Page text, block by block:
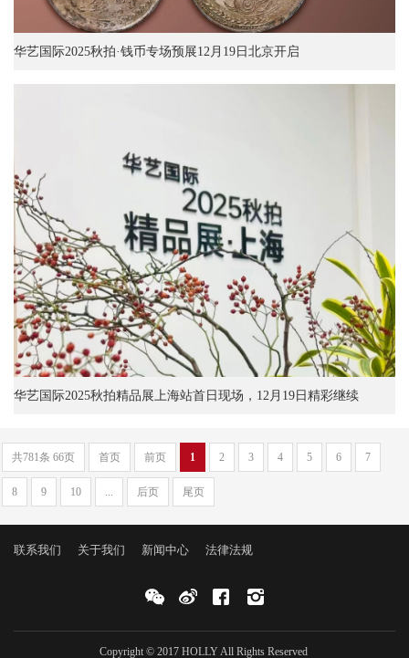
华艺国际2025秋拍·钱币专场预展12月19日北京开启
华艺国际2025秋拍精品展上海站首日现场，12月19日精彩继续
共781条 66页 首页 前页 1 2 3 4 5 6 7
8 9 10 后页 尾页
联系我们 关于我们 新闻中心 法律法规
Copyright © 2017 HOLLY All Rights Reserved